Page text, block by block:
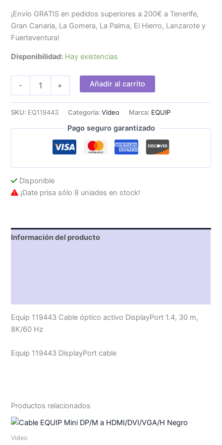
¡Envío GRATIS en pedidos superiores a 200€ a Tenerife,
Gran Canaria, La Gomera, La Palma, El Hierro, Lanzarote y
Fuerteventura!
Disponibilidad: Hay existencias
-
a
30m
+ Añadir al carrito
SKU: EQ119443 Categoría:Video Marca: EQUIP
Pago seguro garantizado
Disponible
¡Date prisa sólo 8 uniades en stock!
Información del producto
Equip 119443 Cable óptico activo DisplayPort 1.4, 30 m,
8K/60 Hz
Equip 119443 DisplayPort cable
Productos relacionados
Video